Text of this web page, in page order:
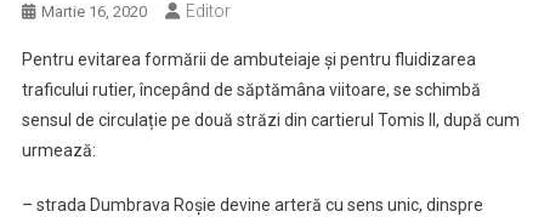
Martie 16, 2020 Editor
Pentru evitarea formării de ambuteiaje și pentru fluidizarea
traficului rutier, începând de săptămâna viitoare, se schimbă
sensul de circulație pe două străzi din cartierul Tomis II, după cum
urmează:
– strada Dumbrava Roșie devine arteră cu sens unic, dinspre